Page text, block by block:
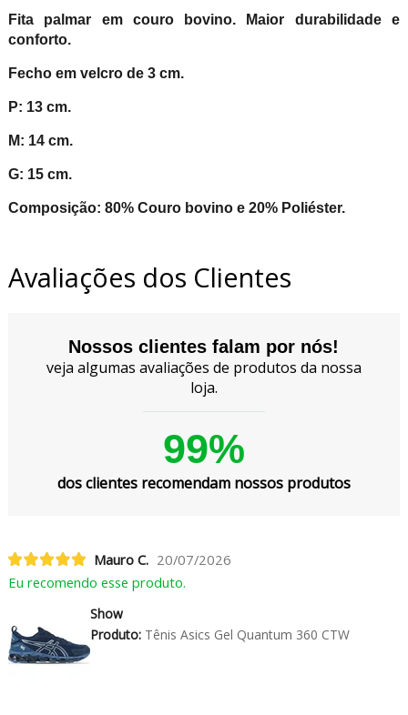
Fita palmar em couro bovino. Maior durabilidade e
conforto.
Fecho em velcro de 3 cm.
P: 13 cm.
M: 14 cm.
G: 15 cm.
Composição: 80% Couro bovino e 20% Poliéster.
Avaliações dos Clientes
Nossos clientes falam por nós!
veja algumas avaliações de produtos da nossa
loja.
99%
dos clientes recomendam nossos produtos
Mauro C. 20/07/2026
Eu recomendo esse produto.
Show
Produto:Tênis Asics Gel Quantum 360 CTW